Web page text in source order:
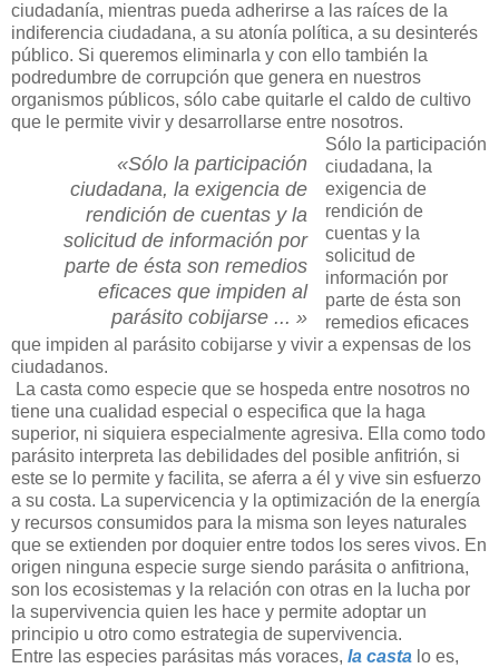
ciudadanía, mientras pueda adherirse a las raíces de la
indiferencia ciudadana, a su atonía política, a su desinterés
público. Si queremos eliminarla y con ello también la
podredumbre de corrupción que genera en nuestros
organismos públicos, sólo cabe quitarle el caldo de cultivo
que le permite vivir y desarrollarse entre nosotros.
«Sólo la participación
ciudadana, la exigencia de
rendición de cuentas y la
solicitud de información por
parte de ésta son remedios
eficaces que impiden al
parásito cobijarse ... »
Sólo la participación
ciudadana, la
exigencia de
rendición de
cuentas y la
solicitud de
información por
parte de ésta son
remedios eficaces
que impiden al parásito cobijarse y vivir a expensas de los
ciudadanos.
La casta como especie que se hospeda entre nosotros no
tiene una cualidad especial o especifica que la haga
superior, ni siquiera especialmente agresiva. Ella como todo
parásito interpreta las debilidades del posible anfitrión, si
este se lo permite y facilita, se aferra a él y vive sin esfuerzo
a su costa. La supervicencia y la optimización de la energía
y recursos consumidos para la misma son leyes naturales
que se extienden por doquier entre todos los seres vivos. En
origen ninguna especie surge siendo parásita o anfitriona,
son los ecosistemas y la relación con otras en la lucha por
la supervivencia quien les hace y permite adoptar un
principio u otro como estrategia de supervivencia.
Entre las especies parásitas más voraces, la casta lo es,